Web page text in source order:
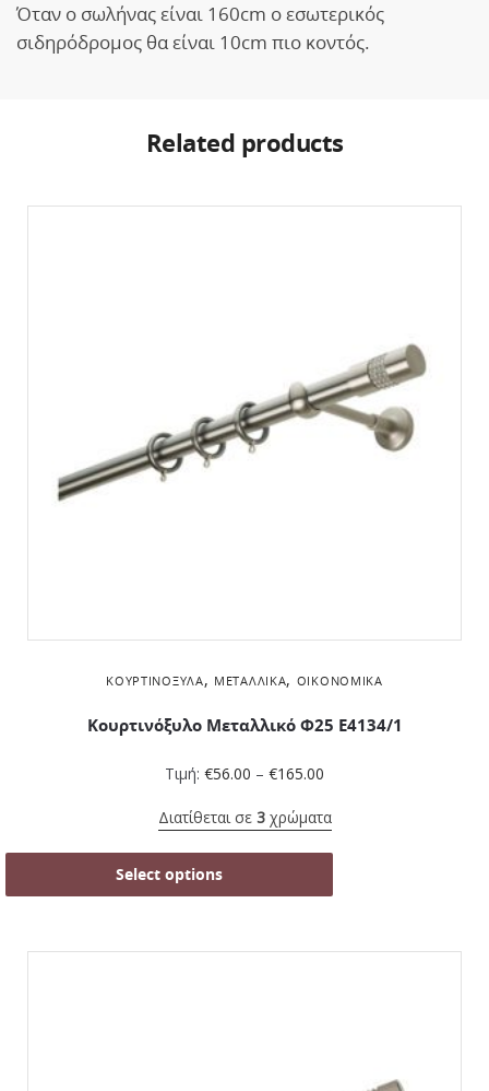
Όταν ο σωλήνας είναι 160cm ο εσωτερικός
σιδηρόδρομος θα είναι 10cm πιο κοντός.
Related products
ΚΟΥΡΤΙΝΌΞΥΛΑ, ΜΕΤΑΛΛΙΚΆ, ΟΙΚΟΝΟΜΙΚΆ
Κουρτινόξυλο Μεταλλικό Φ25 Ε4134/1
Τιμή: €56.00 – €165.00
Διατίθεται σε 3χρώματα
Select options